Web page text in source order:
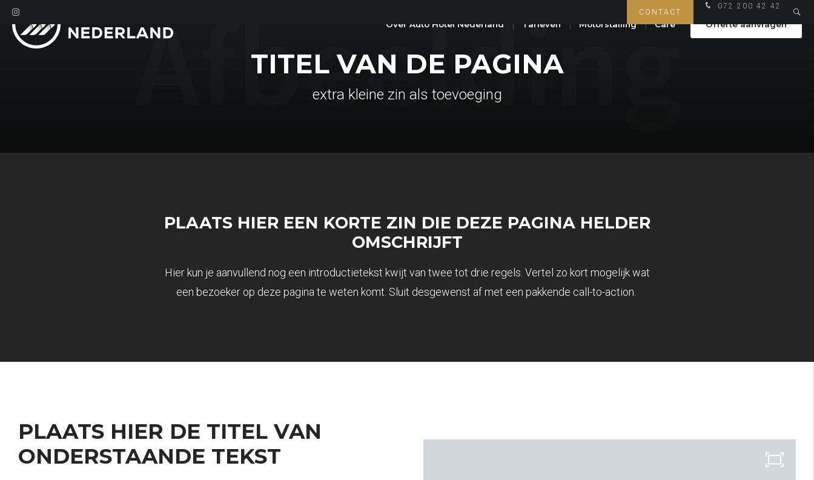
072 200 42 42
CONTACT
Over Auto Hotel Nederland Tarieven Motorstalling Care Offerte aanvragen
TITEL VAN DE PAGINA
extra kleine zin als toevoeging
PLAATS HIER EEN KORTE ZIN DIE DEZE PAGINA HELDER
OMSCHRIJFT
Hier kun je aanvullend nog een introductietekst kwijt van twee tot drie regels. Vertel zo kort mogelijk wat
een bezoeker op deze pagina te weten komt. Sluit desgewenst af met een pakkende call-to-action.
PLAATS HIER DE TITEL VAN
ONDERSTAANDE TEKST